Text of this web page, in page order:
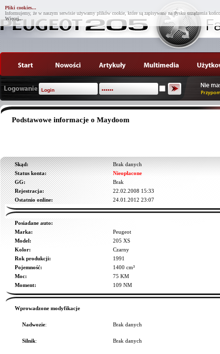
Pliki cookies...
Informujemy, że w naszym serwisie używamy plików cookie, które są zapisywane na dysku urządzenia
Więcej...
Podstawowe informacje o Maydoom
Skąd:
Brak danych
Status konta:
Nieopłacone
GG:
Brak
Rejestracja:
22.02.2008 15:33
Ostatnio online:
24.01.2012 23:07
Posiadane auto:
Marka:
Peugeot
Model:
205 XS
Kolor:
Czarny
Rok produkcji:
1991
Pojemność:
1400 cm³
Moc:
75 KM
Moment:
109 NM
Wprowadzone modyfikacje
Nadwozie: Brak danych
Silnik: Brak danych